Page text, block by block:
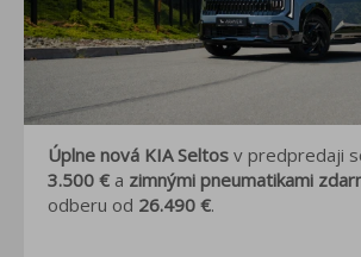
Úplne nová KIA Seltos v predpredaji
3.500 € a zimnými pneumatikami
odberu od 26.490 €.